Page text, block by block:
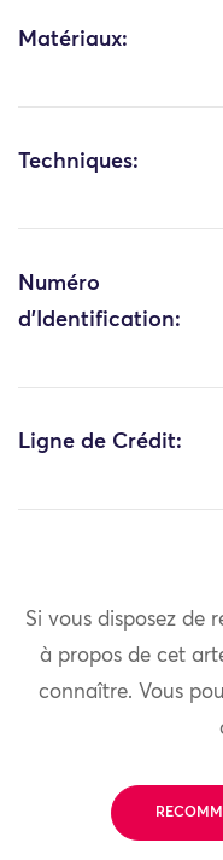
Matériaux:
Techniques:
Numéro
d'Identification:
Ligne de Crédit:
Si vous disposez de
à propos de cet
connaître. Vous